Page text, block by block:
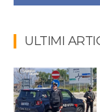
ULTIMI